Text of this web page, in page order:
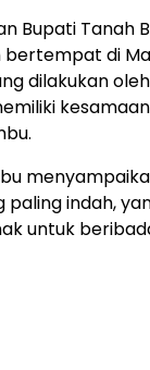
Bupati Tanah
di
dilakukan
indah,
untuk